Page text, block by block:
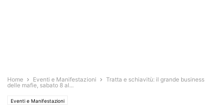
Home Eventi e Manifestazioni
Tratta e schiavitù: il grande business
delle mafie, sabato 8 al...
Eventi e Manifestazioni